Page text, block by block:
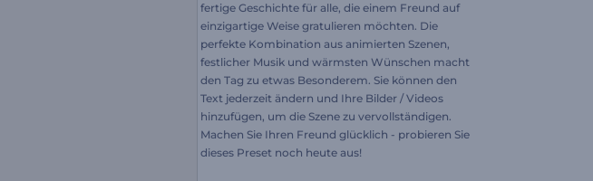
fertige Geschichte für alle, die einem Freund auf
einzigartige Weise gratulieren möchten. Die
perfekte Kombination aus animierten Szenen,
festlicher Musik und wärmsten Wünschen macht
den Tag zu etwas Besonderem. Sie können den
Text jederzeit ändern und Ihre Bilder / Videos
hinzufügen, um die Szene zu vervollständigen.
Machen Sie Ihren Freund glücklich - probieren Sie
dieses Preset noch heute aus!